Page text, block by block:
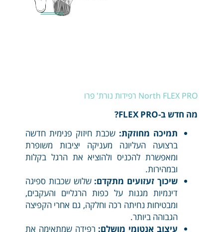
North FLEX PRO רפידות נורת' פרו
מה חדש ב-FLEX PRO?
תמיכה מחוזקת: שכבת חיזוק פנימית חדשה
ברצועה העליונה מעניקה יציבות משופרת
ומאפשרת להכניס ולהוציא את הרגל בקלות
ובמהירות.
שיכוך זעזועים מתקדם: שלוש שכבות ספיגה
דינמיות מגנות על כפות הרגליים והעקבים,
ומבטיחות נחיתה רכה וחלקה, גם אחרי הקפיצה
הגבוהה ביותר.
עיצוב אנטומי מושלם: רפידה שמתאימה את